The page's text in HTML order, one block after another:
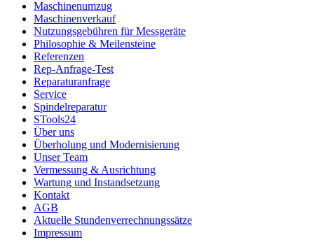
Maschinenumzug
Maschinenverkauf
Nutzungsgebühren für Messgeräte
Philosophie & Meilensteine
Referenzen
Rep-Anfrage-Test
Reparaturanfrage
Service
Spindelreparatur
STools24
Über uns
Überholung und Modernisierung
Unser Team
Vermessung & Ausrichtung
Wartung und Instandsetzung
Kontakt
AGB
Aktuelle Stundenverrechnungssätze
Impressum